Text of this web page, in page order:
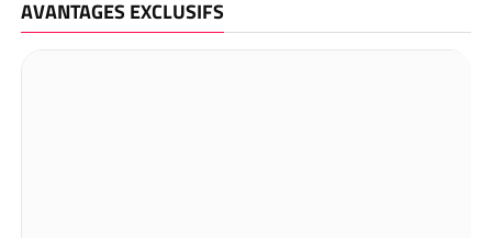
AVANTAGES EXCLUSIFS